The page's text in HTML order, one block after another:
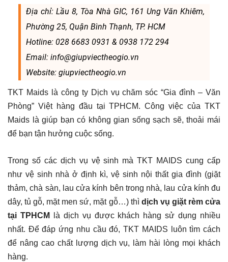
Địa chỉ: Lầu 8, Tòa Nhà GIC, 161 Ung Văn Khiêm,
Phường 25, Quận Bình Thạnh, TP. HCM
Hotline: 028 6683 0931 & 0938 172 294
Email: info@giupviectheogio.vn
Website: giupviectheogio.vn
TKT Maids là công ty Dịch vụ chăm sóc “Gia đình – Văn
Phòng” Việt hàng đầu tại TPHCM. Công việc của TKT
Maids là giúp bạn có không gian sống sạch sẽ, thoải mái
để bạn tận hưởng cuộc sống.
Trong số các dịch vụ vệ sinh mà TKT MAIDS cung cấp
như vệ sinh nhà ở định kì, vệ sinh nội thất gia đình (giặt
thảm, chà sàn, lau cửa kính bên trong nhà, lau cửa kính đu
dây, tủ gỗ, mặt men sứ, mặt gỗ…) thì dịch vụ giặt rèm cửa
tại TPHCM
là dịch vụ được khách hàng sử dụng nhiều
nhất. Để đáp ứng nhu cầu đó, TKT MAIDS luôn tìm cách
để nâng cao chất lượng dịch vụ, làm hài lòng mọi khách
hàng.